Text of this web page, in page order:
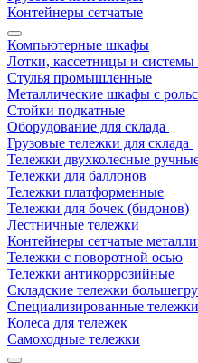
Контейнеры сетчатые
Компьютерные шкафы
Лотки, кассетницы и системы
Стулья промышленные
Металлические шкафы с
Стойки подкатные
Оборудование для склада
Грузовые тележки для склада
Тележки двухколесные
Тележки для баллонов
Тележки платформенные
Тележки для бочек (бидонов)
Лестничные тележки
Контейнеры сетчатые
Тележки с поворотной осью
Тележки антикоррозийные
Складские тележки
Специализированные тележки
Колеса для тележек
Самоходные тележки